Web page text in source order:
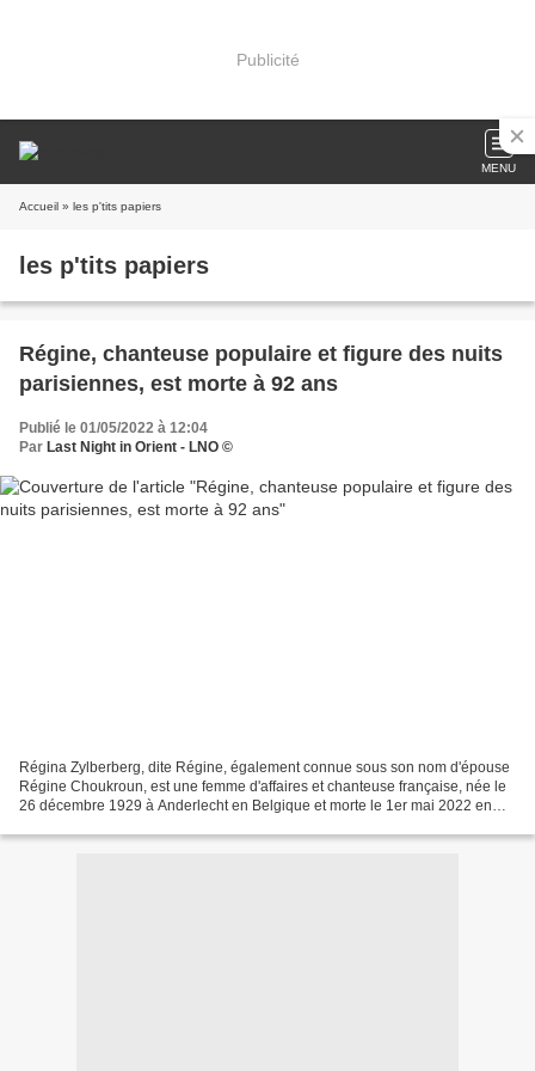
Publicité
MENU
Accueil » les p'tits papiers
les p'tits papiers
Régine, chanteuse populaire et figure des nuits
parisiennes, est morte à 92 ans
Publié le 01/05/2022 à 12:04
Par Last Night in Orient - LNO ©
Régina Zylberberg, dite Régine, également connue sous son nom d'épouse
Régine Choukroun, est une femme d'affaires et chanteuse française, née le
26 décembre 1929 à Anderlecht en Belgique et morte le 1er mai 2022 en